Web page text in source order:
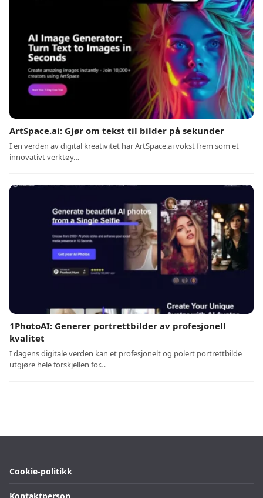
ArtSpace.ai: Gjør om tekst til bilder på sekunder
I en verden av digital kreativitet har ArtSpace.ai vokst frem som et
innovativt verktøy…
1PhotoAI: Generer portrettbilder av profesjonell
kvalitet
I dagens digitale verden kan et profesjonelt og polert portrettbilde
utgjøre hele forskjellen for…
Cookie-politikk